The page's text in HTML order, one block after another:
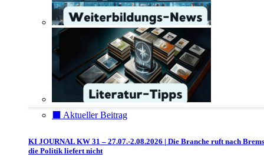
⬛️ Aktueller Beitrag
KI JOURNAL KW 31 – 27.07.-2.08.2026 | Die Branche ruft nach
die Politik liefert nicht